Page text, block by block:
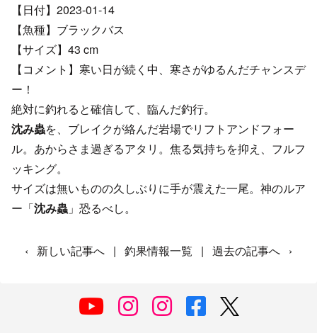
【日付】2023-01-14
【魚種】ブラックバス
【サイズ】43 cm
【コメント】寒い日が続く中、寒さがゆるんだチャンスデ
ー！
絶対に釣れると確信して、臨んだ釣行。
沈み蟲を、ブレイクが絡んだ岩場でリフトアンドフォー
ル。あからさま過ぎるアタリ。焦る気持ちを抑え、フルフ
ッキング。
サイズは無いものの久しぶりに手が震えた一尾。神のルア
ー「沈み蟲 」恐るべし。
‹ 新しい記事へ | 釣果情報一覧 | 過去の記事へ ›